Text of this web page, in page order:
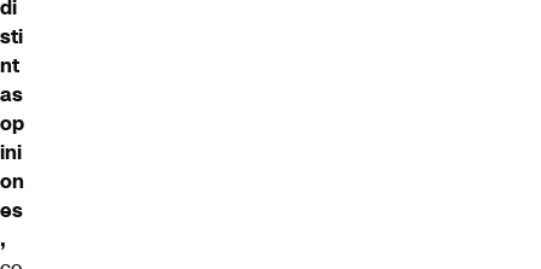
di
sti
nt
as
op
ini
on
es
,